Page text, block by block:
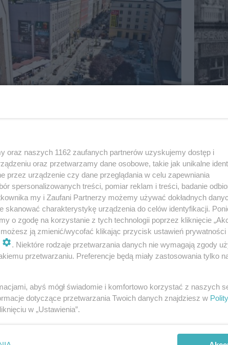
Który
oraz naszych 1162 zaufanych partnerów uzyskujemy dostęp i
oraz przetwarzamy dane osobowe, takie jak unikalne
przez urządzenie czy dane przeglądania w celu zapewniania
spersonalizowanych treści, pomiar reklam i treści, badanie
my i Zaufani Partnerzy możemy używać dokładnych
skanować charakterystykę urządzenia do celów identyfikacji.
o zgodę na korzystanie z tych technologii poprzez kliknięcie
ją zmienić/wycofać klikając przycisk ustawień prywatności
. Niektóre rodzaje przetwarzania danych nie wymagają zgody
przetwarzaniu. Preferencje będą miały zastosowania tylko
abyś mógł świadomie i komfortowo korzystać z naszych
dotyczące przetwarzania Twoich danych znajdziesz w
w „Ustawienia”.